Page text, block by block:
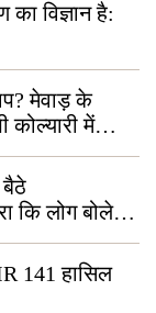
विज्ञान है:
मेवाड़ के
में
कि लोग बोले,
141 हासिल